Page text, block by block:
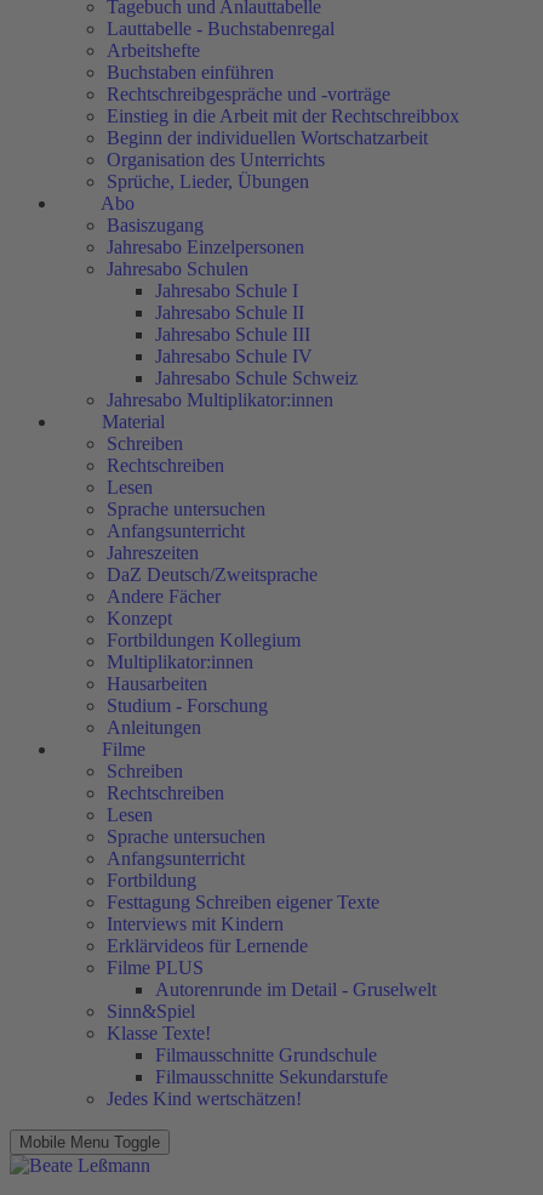
Tagebuch und Anlauttabelle
Lauttabelle - Buchstabenregal
Arbeitshefte
Buchstaben einführen
Rechtschreibgespräche und -vorträge
Einstieg in die Arbeit mit der Rechtschreibbox
Beginn der individuellen Wortschatzarbeit
Organisation des Unterrichts
Sprüche, Lieder, Übungen
Abo
Basiszugang
Jahresabo Einzelpersonen
Jahresabo Schulen
Jahresabo Schule I
Jahresabo Schule II
Jahresabo Schule III
Jahresabo Schule IV
Jahresabo Schule Schweiz
Jahresabo Multiplikator:innen
Material
Schreiben
Rechtschreiben
Lesen
Sprache untersuchen
Anfangsunterricht
Jahreszeiten
DaZ Deutsch/Zweitsprache
Andere Fächer
Konzept
Fortbildungen Kollegium
Multiplikator:innen
Hausarbeiten
Studium - Forschung
Anleitungen
Filme
Schreiben
Rechtschreiben
Lesen
Sprache untersuchen
Anfangsunterricht
Fortbildung
Festtagung Schreiben eigener Texte
Interviews mit Kindern
Erklärvideos für Lernende
Filme PLUS
Autorenrunde im Detail - Gruselwelt
Sinn&Spiel
Klasse Texte!
Filmausschnitte Grundschule
Filmausschnitte Sekundarstufe
Jedes Kind wertschätzen!
Mobile Menu Toggle